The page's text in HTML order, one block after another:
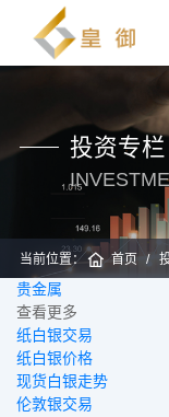
投资专栏
当前位置： 首页
贵金属
查看更多
纸白银交易
纸白银价格
现货白银走势
伦敦银交易